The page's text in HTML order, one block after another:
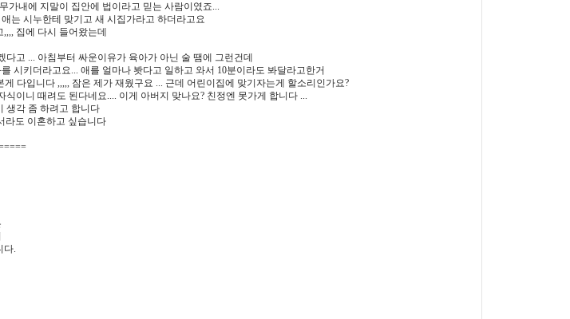
가내에 지말이 집안에 법이라고 믿는 사람이였죠...
는 시누한테 맞기고 새 시집가라고 하더라고요
집에 다시 들어왔는데
고 ... 아침부터 싸운이유가 육아가 아닌 술 땜에 그런건데
시키더라고요... 애를 얼마나 봣다고 일하고 와서 10분이라도 봐달라고한거
다입니다 ,,,,, 잠은 제가 재웠구요 ... 근데 어린이집에 맞기자는게 할소리인가요?
이니 때려도 된다네요.... 이게 아버지 맞나요? 친정엔 못가게 합니다 ...
생각 좀 하려고 합니다
라도 이혼하고 싶습니다
다.